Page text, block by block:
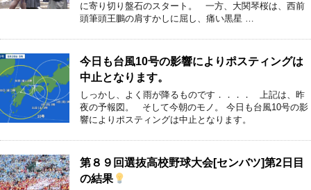
に寄り切り盤石のスタート。 一方、大関琴桜は、西前
頭筆頭王鵬の肩すかしに屈し、痛い黒星 …
今日も台風10号の影響によりポスティングは
中止となります。
しっかし、よく雨が降るものです．．．． 上記は、昨
夜の予報図。 そして今朝のモノ。 今日も台風10号の影
響によりポスティングは中止となります。
第８９回選抜高校野球大会[センバツ]第2日目
の結果